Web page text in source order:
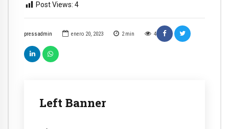
pressadmin enero 20, 2023 2 min 4
Left Banner
Post Views: 4